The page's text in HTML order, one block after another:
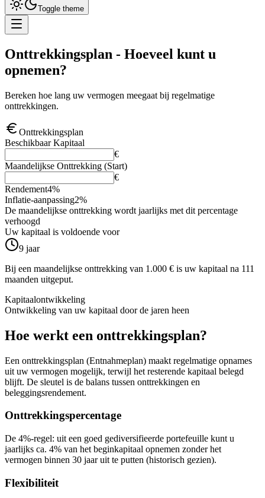
Toggle theme
Onttrekkingsplan - Hoeveel kunt u
opnemen?
Bereken hoe lang uw vermogen meegaat bij regelmatige
onttrekkingen.
Onttrekkingsplan
Beschikbaar Kapitaal
€
Maandelijkse Onttrekking (Start)
€
Rendement4%
Inflatie-aanpassing2%
De maandelijkse onttrekking wordt jaarlijks met dit percentage
verhoogd
Uw kapitaal is voldoende voor
9 jaar
Bij een maandelijkse onttrekking van 1.000 € is uw kapitaal na 111
maanden uitgeput.
Kapitaalontwikkeling
Ontwikkeling van uw kapitaal door de jaren heen
Hoe werkt een onttrekkingsplan?
Een onttrekkingsplan (Entnahmeplan) maakt regelmatige opnames
uit uw vermogen mogelijk, terwijl het resterende kapitaal belegd
blijft. De sleutel is de balans tussen onttrekkingen en
beleggingsrendement.
Onttrekkingspercentage
De 4%-regel: uit een goed gediversifieerde portefeuille kunt u
jaarlijks ca. 4% van het beginkapitaal opnemen zonder het
vermogen binnen 30 jaar uit te putten (historisch gezien).
Flexibiliteit